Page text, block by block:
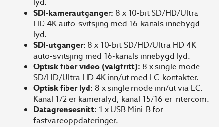
lyd.
SDI-kamerautganger: 8 x 10-bit SD/HD/Ultra
HD 4K auto-svitsjing med 16-kanals innebygd
lyd.
SDI-utganger: 8 x 10-bit SD/HD/Ultra HD 4K
auto-svitsjing med 16-kanals innebygd lyd.
Optisk fiber video (valgfritt): 8 x single mode
SD/HD/Ultra HD 4K inn/ut med LC-kontakter.
Optisk fiber lyd: 8 x single mode inn/ut via LC.
Kanal 1/2 er kameralyd, kanal 15/16 er intercom.
Datagrensesnitt: 1 x USB Mini-B for
fastvareoppdateringer.